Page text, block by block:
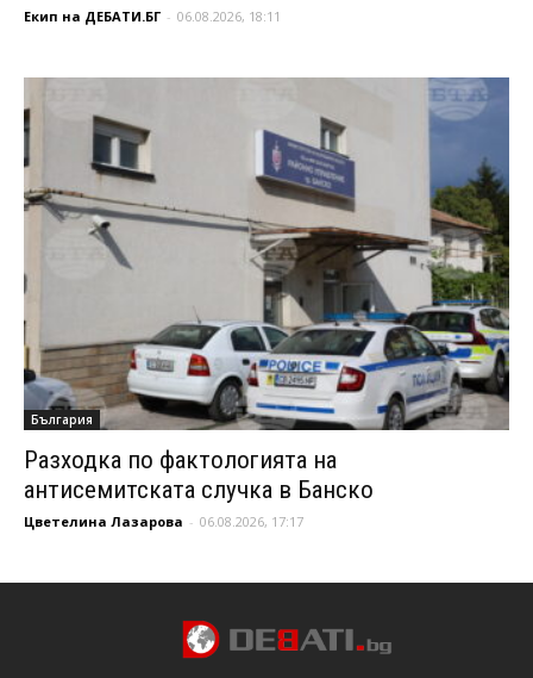
Екип на ДЕБАТИ.БГ - 06.08.2026, 18:11
България
Разходка по фактологията на
антисемитската случка в Банско
Цветелина Лазарова - 06.08.2026, 17:17